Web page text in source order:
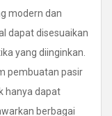
modern dan
dapat disesuaikan
yang diinginkan.
pembuatan pasir
hanya dapat
berbagai